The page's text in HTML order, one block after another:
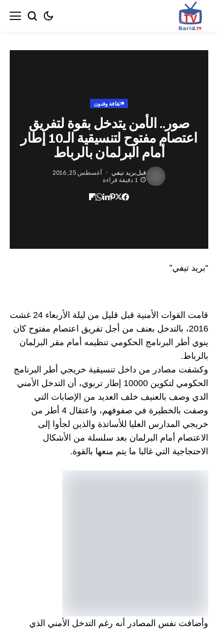
الأمن يتدخل بقوة لتفريق
اعتصام مفتوح لتنسيقية الـ10 إطار
أمام البرلمان بالرباط
بريد تيفي
أغسطس 25, 2016
قامت القوات الأمنية قبل قليل من ليلة الأربعاء 24 غشت
بالتدخل بعنف من أجل تفريق اعتصام مفتوح كان
البرنامج الحكومي تنظيمه أمام مقر البرلمان
من داخل تنسيقية خريجي أطر البرنامج
الحكومي لتكوين 10000 إطار تربوي، أن التدخل الأمني
بالعنيف خلف العديد من الإصابات التي
وصفت بالخطيرة في صفوفهم، واعتقال 4 أطر من
العليا للأساتذة والذين لجأوا إلى
أمام البرلمان بعد سلسلة من الأشكال
التي غالبا ما يتم منعها بالقوة.
المصادر أنه رغم التدخل الأمني الذي